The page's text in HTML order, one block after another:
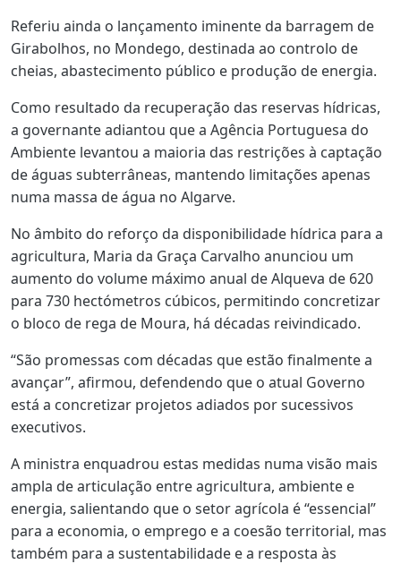
Referiu ainda o lançamento iminente da barragem de
Girabolhos, no Mondego, destinada ao controlo de
cheias, abastecimento público e produção de energia.
Como resultado da recuperação das reservas hídricas,
a governante adiantou que a Agência Portuguesa do
Ambiente levantou a maioria das restrições à captação
de águas subterrâneas, mantendo limitações apenas
numa massa de água no Algarve.
No âmbito do reforço da disponibilidade hídrica para a
agricultura, Maria da Graça Carvalho anunciou um
aumento do volume máximo anual de Alqueva de 620
para 730 hectómetros cúbicos, permitindo concretizar
o bloco de rega de Moura, há décadas reivindicado.
“São promessas com décadas que estão finalmente a
avançar”, afirmou, defendendo que o atual Governo
está a concretizar projetos adiados por sucessivos
executivos.
A ministra enquadrou estas medidas numa visão mais
ampla de articulação entre agricultura, ambiente e
energia, salientando que o setor agrícola é “essencial”
para a economia, o emprego e a coesão territorial, mas
também para a sustentabilidade e a resposta às